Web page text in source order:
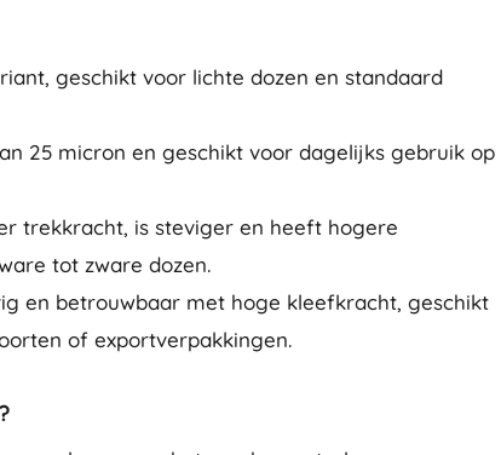
geschikt voor lichte dozen en standaard
25 micron en geschikt voor dagelijks gebruik op
trekkracht, is steviger en heeft hogere
tot zware dozen.
en betrouwbaar met hoge kleefkracht, geschikt
of exportverpakkingen.